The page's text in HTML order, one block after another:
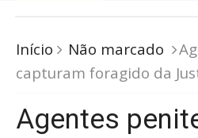
Início Não marcado
capturam foragido da
Agentes